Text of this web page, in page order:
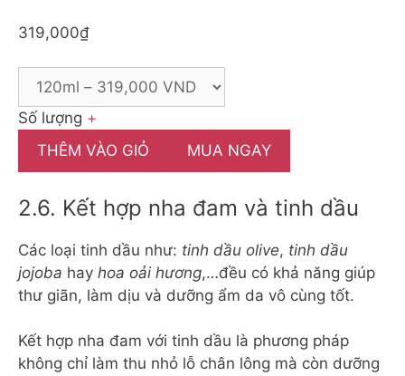
319,000₫
Số lượng +
THÊM VÀO GIỎ
MUA NGAY
2.6. Kết hợp nha đam và tinh dầu
Các loại tinh dầu như: tinh dầu olive, tinh dầu
jojoba hay hoa oải hương,…đều có khả năng giúp
thư giãn, làm dịu và dưỡng ẩm da vô cùng tốt.
Kết hợp nha đam với tinh dầu là phương pháp
không chỉ làm thu nhỏ lỗ chân lông mà còn dưỡng